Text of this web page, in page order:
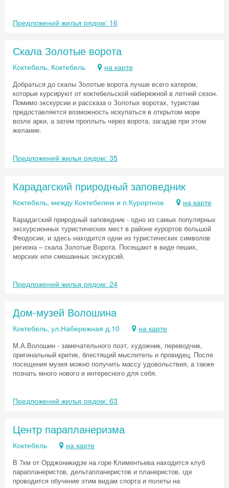
Предложений жилья рядом: 16
Скала Золотые ворота
Коктебель, Коктебель на карте
Добраться до скалы Золотые ворота лучше всего катером,
которые курсируют от коктебельской набережной в летний сезон.
Помимо экскурсии и рассказа о Золотых воротах, туристам
предоставляется возможность искупаться в открытом море
возле арки, а затем проплыть через ворота, загадав при этом
желание.
Предложений жилья рядом: 35
Карадагский природный заповедник
Коктебель, между Коктебелем и п.Курортное на карте
Карадагский природный заповедник - одно из самых популярных
экскурсионных туристических мест в районе курортов большой
Феодосии, и здесь находится одни из туристических символов
региона – скала Золотые Ворота. Посещают в виде пеших,
морских или смешанных экскурсий.
Предложений жилья рядом: 24
Дом-музей Волошина
Коктебель, ул.Набережная д.10 на карте
М.А.Волошин - замечательного поэт, художник, переводчик,
оригинальный критик, блестящий мыслитель и провидец. После
посещения музея можно получить массу удовольствия, а также
познать много нового и интересного для себя.
Предложений жилья рядом: 63
Центр парапланеризма
Коктебель на карте
В 7км от Орджоникидзе на горе Климентьева находится клуб
парапланеристов, дельтапланеристов и планеристов, где
проводится обучение этим видам спорта и полеты на